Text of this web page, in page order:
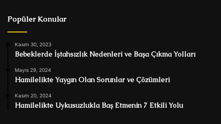
Popüler Konular
Kasım 30, 2023
Bebeklerde İştahsızlık Nedenleri ve Başa Çıkma Yolları
Mayıs 29, 2024
Hamilelikte Yaygın Olan Sorunlar ve Çözümleri
Kasım 20, 2024
Hamilelikte Uykusuzlukla Baş Etmenin 7 Etkili Yolu